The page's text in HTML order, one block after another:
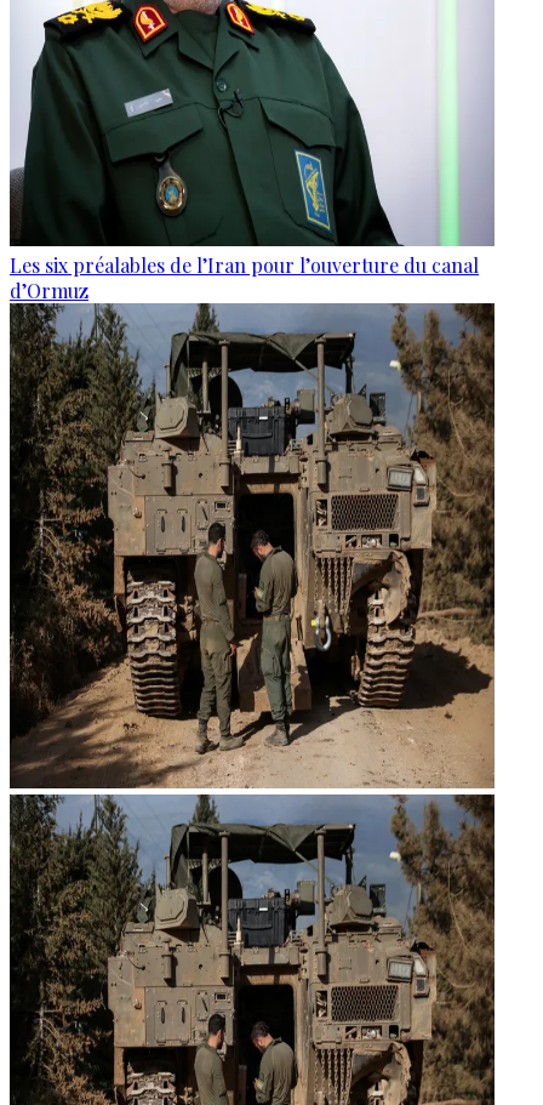
Les six préalables de l’Iran pour l’ouverture du canal
d’Ormuz